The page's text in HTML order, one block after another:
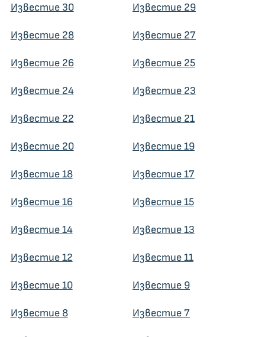
Известие 30 Известие 29
Известие 28 Известие 27
Известие 26 Известие 25
Известие 24 Известие 23
Известие 22 Известие 21
Известие 20 Известие 19
Известие 18 Известие 17
Известие 16 Известие 15
Известие 14 Известие 13
Известие 12 Известие 11
Известие 10 Известие 9
Известие 8 Известие 7